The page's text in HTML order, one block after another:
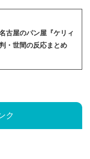
古屋のパン屋『ケリィ
・世間の反応まとめ
ク